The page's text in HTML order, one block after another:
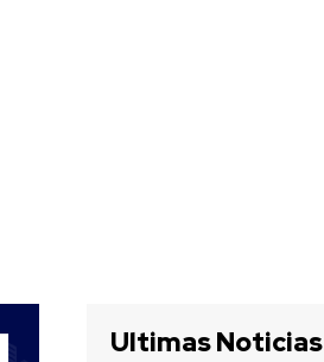
Ultimas Noticias